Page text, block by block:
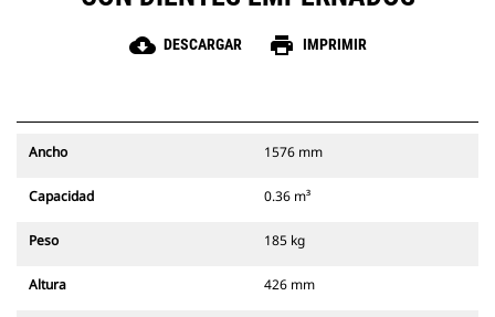
cloud_download DESCARGAR print IMPRIMIR
Ancho 1576 mm
Capacidad 0.36 m³
Peso 185 kg
Altura 426 mm